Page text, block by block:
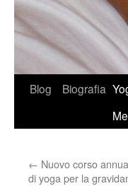
VaiBlog Biografia
← Nuovo corso
di yoga per la